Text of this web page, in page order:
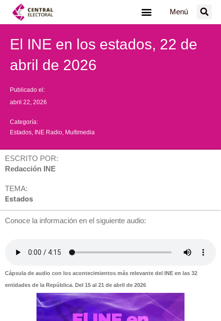
Menú
El INE en los estados, 22 de
abril de 2026
Publicado el:
abril 22, 2026
Categoría:
Estados INE Radio Multimedia
ESCRITO POR:
Redacción INE
TEMA:
Estados
Conoce la información en el siguiente audio:
Cápsula de audio con los acontecimientos más relevante del INE en las 32
entidades de la República. Del 15 al 21 de abril de 2026